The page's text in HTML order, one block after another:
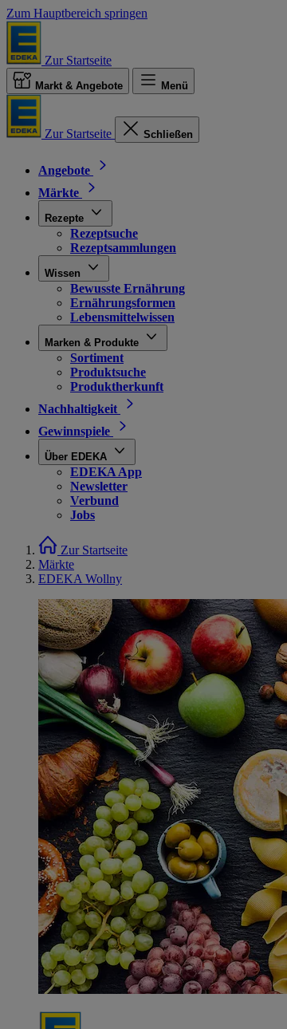
Zum Hauptbereich springen
Zur Startseite
Markt & Angebote Menü
Zur Startseite Schließen
Angebote
Märkte
Rezepte
Rezeptsuche
Rezeptsammlungen
Wissen
Bewusste Ernährung
Ernährungsformen
Lebensmittelwissen
Marken & Produkte
Sortiment
Produktsuche
Produktherkunft
Nachhaltigkeit
Gewinnspiele
Über EDEKA
EDEKA App
Newsletter
Verbund
Jobs
Zur Startseite
Märkte
EDEKA Wollny